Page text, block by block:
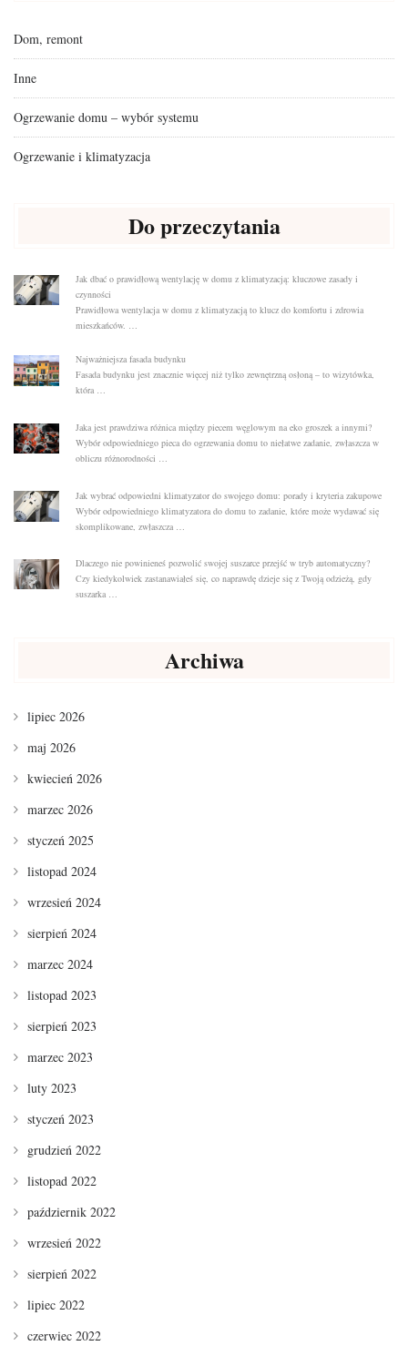
Dom, remont
Inne
Ogrzewanie domu – wybór systemu
Ogrzewanie i klimatyzacja
Do przeczytania
Jak dbać o prawidłową wentylację w domu z klimatyzacją: kluczowe zasady i
czynności
Prawidłowa wentylacja w domu z klimatyzacją to klucz do komfortu i zdrowia
mieszkańców. …
Najważniejsza fasada budynku
Fasada budynku jest znacznie więcej niż tylko zewnętrzną osłoną – to wizytówka,
która …
Jaka jest prawdziwa różnica między piecem węglowym na eko groszek a innymi?
Wybór odpowiedniego pieca do ogrzewania domu to niełatwe zadanie, zwłaszcza w
obliczu różnorodności …
Jak wybrać odpowiedni klimatyzator do swojego domu: porady i kryteria zakupowe
Wybór odpowiedniego klimatyzatora do domu to zadanie, które może wydawać się
skomplikowane, zwłaszcza …
Dlaczego nie powinieneś pozwolić swojej suszarce przejść w tryb automatyczny?
Czy kiedykolwiek zastanawiałeś się, co naprawdę dzieje się z Twoją odzieżą, gdy
suszarka …
Archiwa
lipiec 2026
maj 2026
kwiecień 2026
marzec 2026
styczeń 2025
listopad 2024
wrzesień 2024
sierpień 2024
marzec 2024
listopad 2023
sierpień 2023
marzec 2023
luty 2023
styczeń 2023
grudzień 2022
listopad 2022
październik 2022
wrzesień 2022
sierpień 2022
lipiec 2022
czerwiec 2022